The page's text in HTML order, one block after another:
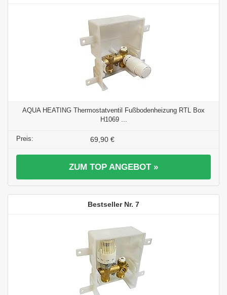
AQUA HEATING Thermostatventil Fußbodenheizung RTL Box
H1069 ...
69,90 €
ZUM TOP ANGEBOT »
7